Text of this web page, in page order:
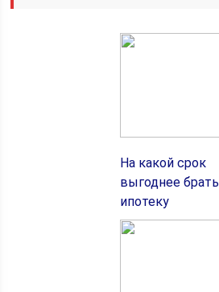
На какой срок
выгоднее брать
ипотеку